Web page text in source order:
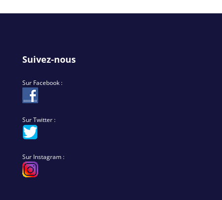
Suivez-nous
Sur Facebook :
Sur Twitter :
Sur Instagram :